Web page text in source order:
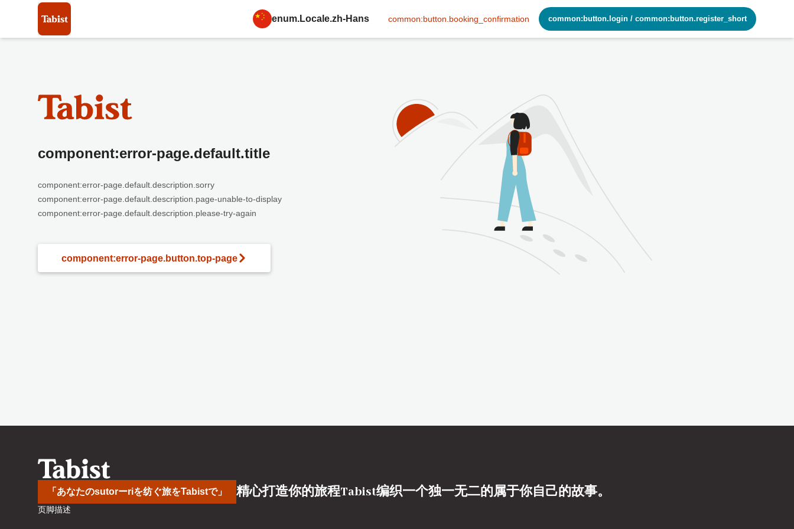
enum.Locale.zh-Hans common:button.booking_confirmation common:button.login / common:button.register_short
component:error-page.default.title
component:error-page.default.description.sorry
component:error-page.default.description.page-unable-to-display
component:error-page.default.description.please-try-again
component:error-page.button.top-page
「あなたのsutorーriを纺ぐ旅をTabistで」 精心打造你的旅程Tabist编织一个独一无二的属于你自己的故事。
页脚描述